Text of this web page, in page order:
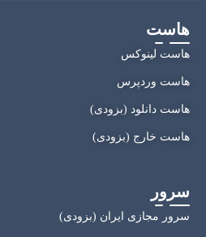
هاست
هاست لینوکس
هاست وردپرس
هاست دانلود (بزودی)
هاست خارج (بزودی)
سرور
سرور مجازی ایران (بزودی)